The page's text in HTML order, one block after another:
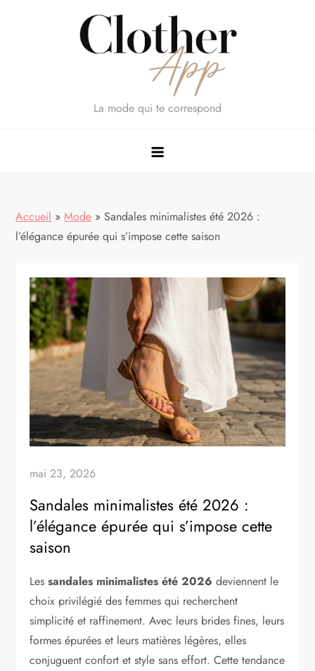
La mode qui te correspond
Accueil »Mode »Sandales minimalistes été 2026 :
l’élégance épurée qui s’impose cette saison
mai 23, 2026
Sandales minimalistes été 2026 :
l’élégance épurée qui s’impose cette
saison
Lessandales minimalistes été 2026 deviennent le
choix privilégié des femmes qui recherchent
simplicité et raffinement. Avec leurs brides fines, leurs
formes épurées et leurs matières légères, elles
conjuguent confort et style sans effort. Cette tendance